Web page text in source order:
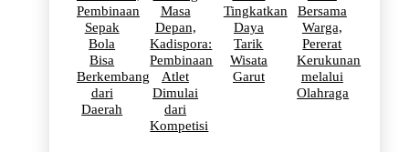
Pembinaan
Sepak
Bola
Bisa
Berkembang
dari
Daerah
Masa
Depan,
Kadispora:
Pembinaan
Atlet
Dimulai
dari
Kompetisi
Tingkatkan
Daya
Tarik
Wisata
Garut
Bersama
Warga,
Pererat
Kerukunan
melalui
Olahraga